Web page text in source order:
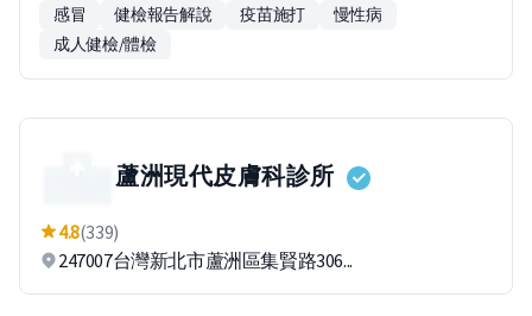
感冒 健檢報告解說 疫苗施打
慢性病
成人健檢/體檢
蘆洲現代皮膚科診所
4.8(339)
247007台灣新北市蘆洲區集賢路306...